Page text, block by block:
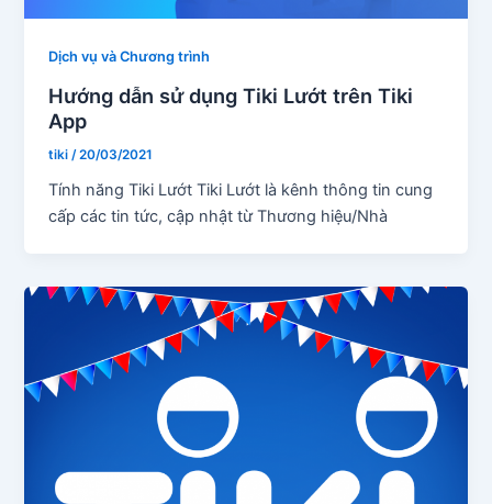
Dịch vụ và Chương trình
Hướng dẫn sử dụng Tiki Lướt trên Tiki
App
tiki /20/03/2021
Tính năng Tiki Lướt Tiki Lướt là kênh thông tin cung
cấp các tin tức, cập nhật từ Thương hiệu/Nhà